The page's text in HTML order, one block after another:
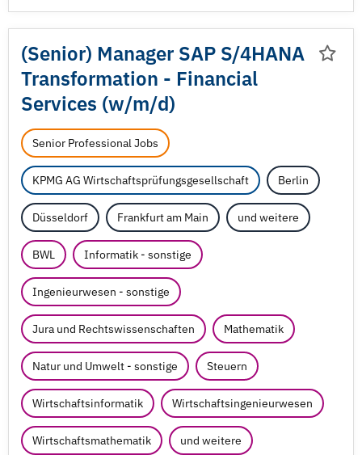
(Senior) Manager SAP S/4HANA
Transformation - Financial
Services (w/m/d)
Senior Professional Jobs
KPMG AG Wirtschaftsprüfungsgesellschaft Berlin
Düsseldorf Frankfurt am Main und weitere
BWL Informatik - sonstige
Ingenieurwesen - sonstige
Jura und Rechtswissenschaften Mathematik
Natur und Umwelt - sonstige Steuern
Wirtschaftsinformatik Wirtschaftsingenieurwesen
Wirtschaftsmathematik und weitere